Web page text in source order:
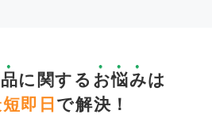
に関する お悩みは
即日 で解決！